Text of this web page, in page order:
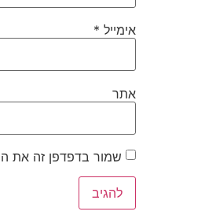
אימייל *
אתר
שמור בדפדפן זה את